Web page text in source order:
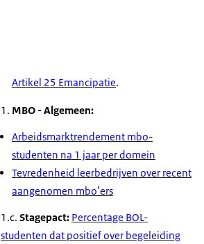
Artikel 25 Emancipatie.
1. MBO - Algemeen:
Arbeidsmarktrendement mbo-
studenten na 1 jaar per domein
Tevredenheid leerbedrijven over recent
aangenomen mbo’ers
1.c. Stagepact: Percentage BOL-
studenten dat positief over begeleiding